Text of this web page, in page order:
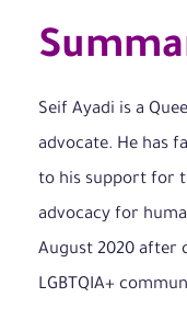
Seif Ayadi is a
advocate. He has
to his support for
advocacy for
August 2020 after
LGBTQIA+